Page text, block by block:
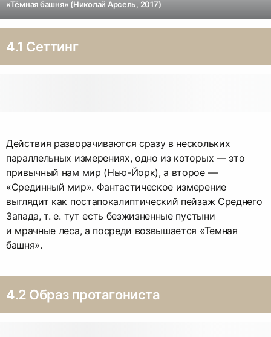
«Тёмная башня» (Николай Арсель, 2017)
4.1 Сеттинг
Действия разворачиваются сразу в нескольких
параллельных измерениях, одно из которых — это
привычный нам мир (Нью-Йорк), а второе —
«Срединный мир». Фантастическое измерение
выглядит как постапокалиптический пейзаж Среднего
Запада, т. е. тут есть безжизненные пустыни
и мрачные леса, а посреди возвышается «Темная
башня».
4.2 Образ протагониста